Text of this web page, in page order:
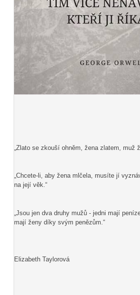
„Zlato se zkouší ohněm, žena zlatem, muž
„Chcete-li, aby žena mlčela, musíte jí
na její věk.“
„Jsou jen dva druhy mužů - jedni mají
mají ženy díky svým penězům.“
Elizabeth Taylorová